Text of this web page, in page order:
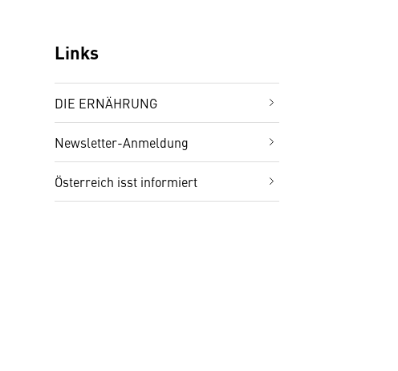
Links
DIE ERNÄHRUNG
Newsletter-Anmeldung
Österreich isst informiert